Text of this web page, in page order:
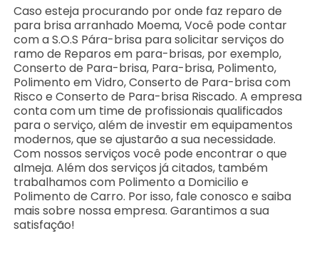
Caso esteja procurando por onde faz reparo de
para brisa arranhado Moema, Você pode contar
com a S.O.S Pára-brisa para solicitar serviços do
ramo de Reparos em para-brisas, por exemplo,
Conserto de Para-brisa, Para-brisa, Polimento,
Polimento em Vidro, Conserto de Para-brisa com
Risco e Conserto de Para-brisa Riscado. A empresa
conta com um time de profissionais qualificados
para o serviço, além de investir em equipamentos
modernos, que se ajustarão a sua necessidade.
Com nossos serviços você pode encontrar o que
almeja. Além dos serviços já citados, também
trabalhamos com Polimento a Domicilio e
Polimento de Carro. Por isso, fale conosco e saiba
mais sobre nossa empresa. Garantimos a sua
satisfação!